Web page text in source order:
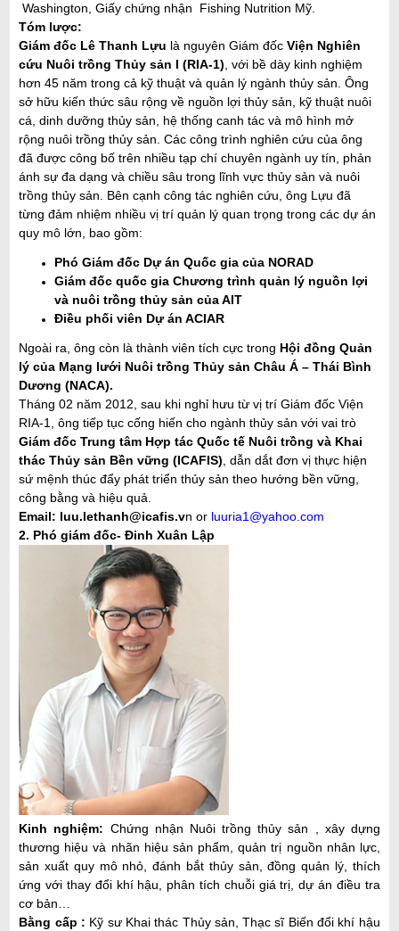
Washington, Giấy chứng nhận Fishing Nutrition Mỹ.
Tóm lược:
Giám đốc Lê Thanh Lựu là nguyên Giám đốcViện Nghiên
cứu Nuôi trồng Thủy sản I (RIA-1), với bề dày kinh nghiệm
hơn 45 năm trong cả kỹ thuật và quản lý ngành thủy sản. Ông
sở hữu kiến thức sâu rộng về nguồn lợi thủy sản, kỹ thuật nuôi
cá, dinh dưỡng thủy sản, hệ thống canh tác và mô hình mở
rộng nuôi trồng thủy sản. Các công trình nghiên cứu của ông
đã được công bố trên nhiều tạp chí chuyên ngành uy tín, phản
ánh sự đa dạng và chiều sâu trong lĩnh vực thủy sản và nuôi
trồng thủy sản. Bên cạnh công tác nghiên cứu, ông Lựu đã
từng đảm nhiệm nhiều vị trí quản lý quan trọng trong các dự án
quy mô lớn, bao gồm:
Phó Giám đốc Dự án Quốc gia của NORAD
Giám đốc quốc gia Chương trình quản lý nguồn lợi
và nuôi trồng thủy sản của AIT
Điều phối viên Dự án ACIAR
Ngoài ra, ông còn là thành viên tích cực trong Hội đồng Quản
lý của Mạng lưới Nuôi trồng Thủy sản Châu Á – Thái Bình
Dương (NACA).
Tháng 02 năm 2012, sau khi nghỉ hưu từ vị trí Giám đốc Viện
RIA-1, ông tiếp tục cống hiến cho ngành thủy sản với vai trò
Giám đốc Trung tâm Hợp tác Quốc tế Nuôi trồng và Khai
thác Thủy sản Bền vững (ICAFIS), dẫn dắt đơn vị thực hiện
sứ mệnh thúc đẩy phát triển thủy sản theo hướng bền vững,
công bằng và hiệu quả.
Email: luu.lethanh@icafis.vn or luuria1@yahoo.com
2. Phó giám đốc- Đinh Xuân Lập
Kinh nghiệm: Chứng nhận Nuôi trồng thủy sản , xây dựng
thương hiệu và nhãn hiệu sản phẩm, quản trị nguồn nhân lực,
sản xuất quy mô nhỏ, đánh bắt thủy sản, đồng quản lý, thích
ứng với thay đổi khí hậu, phân tích chuỗi giá trị, dự án điều tra
cơ bản…
Bằng cấp : Kỹ sư Khai thác Thủy sản,Thạc sĩ Biến đổi khí hậu